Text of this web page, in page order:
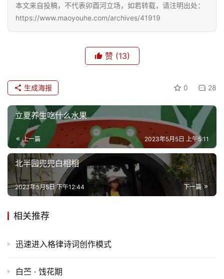
本文来自投稿，不代表卯酉河立场，如若转载，请注明出处：
https://www.maoyouhe.com/archives/41919
赞 (13)
0 28
生成海报
立夏养生吃什么水果
上一篇 2023年5月5日 上午5:11
北半园兜兜白相相
下一篇
2023年5月5日 下午12:44
相关推荐
迅速进入格律诗词创作模式
白苎 · 饯花期